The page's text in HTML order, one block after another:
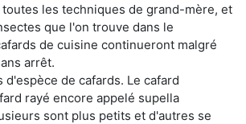
toutes les techniques de grand-mère, et
que l'on trouve dans le
de cuisine continueront malgré
arrêt.
d'espèce de cafards. Le cafard
rayé encore appelé supella
sont plus petits et d'autres se